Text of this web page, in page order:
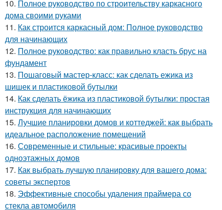
10. Полное руководство по строительству каркасного
дома своими руками
11. Как строится каркасный дом: Полное руководство
для начинающих
12. Полное руководство: как правильно класть брус на
фундамент
13. Пошаговый мастер-класс: как сделать ежика из
шишек и пластиковой бутылки
14. Как сделать ёжика из пластиковой бутылки: простая
инструкция для начинающих
15. Лучшие планировки домов и коттеджей: как выбрать
идеальное расположение помещений
16. Современные и стильные: красивые проекты
одноэтажных домов
17. Как выбрать лучшую планировку для вашего дома:
советы экспертов
18. Эффективные способы удаления праймера со
стекла автомобиля